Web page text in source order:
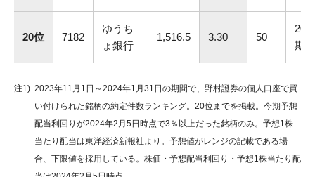
20位 7182
ゆうち
ょ銀行
1,516.5 3.30 50
期
注1) 2023年11月1日～2024年1月31日の期間で、野村證券の個人口座で買
い付けられた銘柄の約定件数ランキング。20位までを掲載。今期予想
配当利回りが2024年2月5日時点で3％以上だった銘柄のみ。予想1株
当たり配当は東洋経済新報社より。予想値がレンジの記載である場
合、下限値を採用している。株価・予想配当利回り・予想1株当たり配